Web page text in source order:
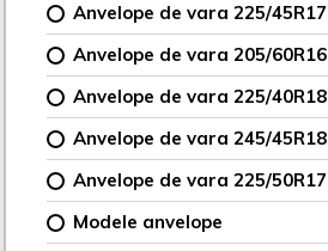
Anvelope de vara 225/45R17
Anvelope de vara 205/60R16
Anvelope de vara 225/40R18
Anvelope de vara 245/45R18
Anvelope de vara 225/50R17
Modele anvelope